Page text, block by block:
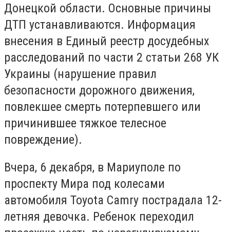
Донецкой области. Основные причины
ДТП устанавливаются. Информация
внесения в Единый реестр досудебных
расследований по части 2 статьи 268 УК
Украины (нарушение правил
безопасности дорожного движения,
повлекшее смерть потерпевшего или
причинившее тяжкое телесное
повреждение).
Вчера, 6 декабря, в Мариуполе по
проспекту Мира под колесами
автомобиля Toyota Camry пострадала 12-
летняя девочка. Ребенок переходил